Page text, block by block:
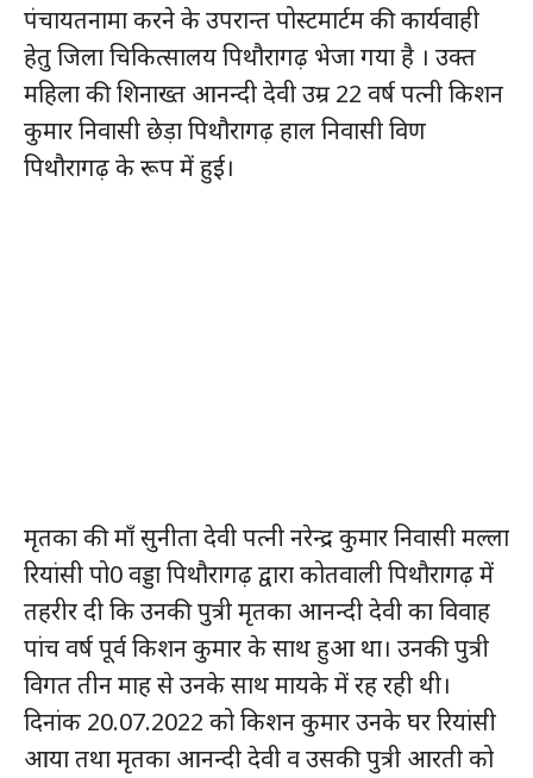
पंचायतनामा करने के उपरान्त पोस्टमार्टम की कार्यवाही
हेतु जिला चिकित्सालय पिथौरागढ़ भेजा गया है । उक्त
महिला की शिनाख्त आनन्दी देवी उम्र 22 वर्ष पत्नी किशन
कुमार निवासी छेड़ा पिथौरागढ़ हाल निवासी विण
पिथौरागढ़ के रूप में हुई।
मृतका की माँ सुनीता देवी पत्नी नरेन्द्र कुमार निवासी मल्ला
रियांसी पो0 वड्डा पिथौरागढ़ द्वारा कोतवाली पिथौरागढ़ में
तहरीर दी कि उनकी पुत्री मृतका आनन्दी देवी का विवाह
पांच वर्ष पूर्व किशन कुमार के साथ हुआ था। उनकी पुत्री
विगत तीन माह से उनके साथ मायके में रह रही थी।
दिनांक 20.07.2022 को किशन कुमार उनके घर रियांसी
आया तथा मृतका आनन्दी देवी व उसकी पुत्री आरती को